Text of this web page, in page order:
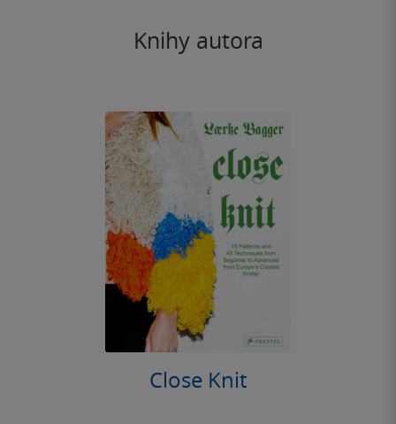
Knihy autora
Close Knit